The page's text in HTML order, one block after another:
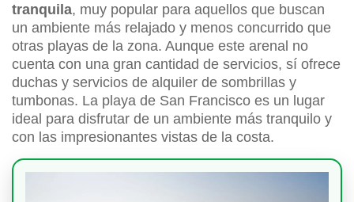
tranquila, muy popular para aquellos que buscan
un ambiente más relajado y menos concurrido que
otras playas de la zona. Aunque este arenal no
cuenta con una gran cantidad de servicios, sí ofrece
duchas y servicios de alquiler de sombrillas y
tumbonas. La playa de San Francisco es un lugar
ideal para disfrutar de un ambiente más tranquilo y
con las impresionantes vistas de la costa.